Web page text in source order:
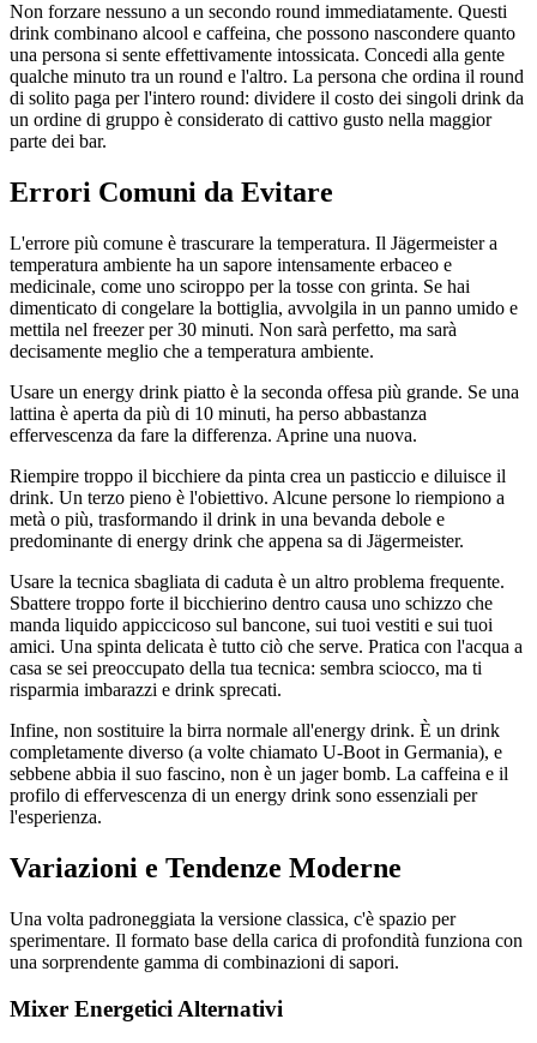
Non forzare nessuno a un secondo round immediatamente. Questi
drink combinano alcool e caffeina, che possono nascondere quanto
una persona si sente effettivamente intossicata. Concedi alla gente
qualche minuto tra un round e l'altro. La persona che ordina il round
di solito paga per l'intero round: dividere il costo dei singoli drink da
un ordine di gruppo è considerato di cattivo gusto nella maggior
parte dei bar.
Errori Comuni da Evitare
L'errore più comune è trascurare la temperatura. Il Jägermeister a
temperatura ambiente ha un sapore intensamente erbaceo e
medicinale, come uno sciroppo per la tosse con grinta. Se hai
dimenticato di congelare la bottiglia, avvolgila in un panno umido e
mettila nel freezer per 30 minuti. Non sarà perfetto, ma sarà
decisamente meglio che a temperatura ambiente.
Usare un energy drink piatto è la seconda offesa più grande. Se una
lattina è aperta da più di 10 minuti, ha perso abbastanza
effervescenza da fare la differenza. Aprine una nuova.
Riempire troppo il bicchiere da pinta crea un pasticcio e diluisce il
drink. Un terzo pieno è l'obiettivo. Alcune persone lo riempiono a
metà o più, trasformando il drink in una bevanda debole e
predominante di energy drink che appena sa di Jägermeister.
Usare la tecnica sbagliata di caduta è un altro problema frequente.
Sbattere troppo forte il bicchierino dentro causa uno schizzo che
manda liquido appiccicoso sul bancone, sui tuoi vestiti e sui tuoi
amici. Una spinta delicata è tutto ciò che serve. Pratica con l'acqua a
casa se sei preoccupato della tua tecnica: sembra sciocco, ma ti
risparmia imbarazzi e drink sprecati.
Infine, non sostituire la birra normale all'energy drink. È un drink
completamente diverso (a volte chiamato U-Boot in Germania), e
sebbene abbia il suo fascino, non è un jager bomb. La caffeina e il
profilo di effervescenza di un energy drink sono essenziali per
l'esperienza.
Variazioni e Tendenze Moderne
Una volta padroneggiata la versione classica, c'è spazio per
sperimentare. Il formato base della carica di profondità funziona con
una sorprendente gamma di combinazioni di sapori.
Mixer Energetici Alternativi